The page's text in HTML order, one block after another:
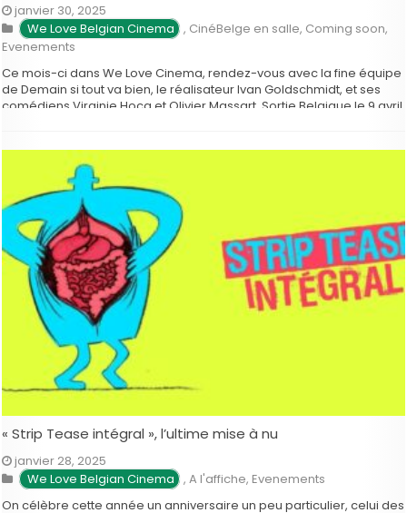
janvier 30, 2025
We Love Belgian Cinema , CinéBelge en salle, Coming soon,
Evenements
Ce mois-ci dans We Love Cinema, rendez-vous avec la fine équipe
de Demain si tout va bien, le réalisateur Ivan Goldschmidt, et ses
comédiens Virginie Hocq et Olivier Massart. Sortie Belgique le 9 avril
« Strip Tease intégral », l’ultime mise à nu
janvier 28, 2025
We Love Belgian Cinema ,A l'affiche, Evenements
On célèbre cette année un anniversaire un peu particulier, celui des